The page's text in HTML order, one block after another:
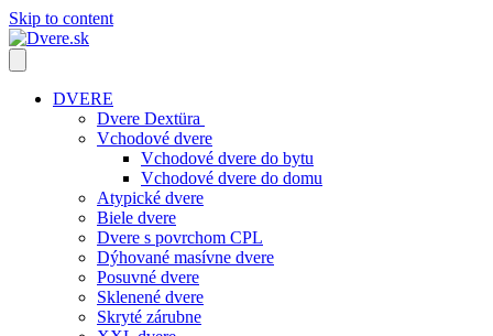
Skip to content
DVERE
Dvere Dextüra
Vchodové dvere
Vchodové dvere do bytu
Vchodové dvere do domu
Atypické dvere
Biele dvere
Dvere s povrchom CPL
Dýhované masívne dvere
Posuvné dvere
Sklenené dvere
Skryté zárubne